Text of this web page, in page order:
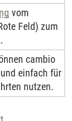
vom
Feld) zum
cambio
einfach für
nutzen.